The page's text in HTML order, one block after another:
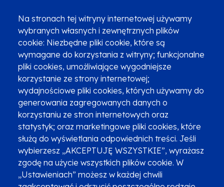
Na stronach tej witryny internetowej używamy
wybranych własnych i zewnętrznych plików
cookie: Niezbędne pliki cookie, które są
wymagane do korzystania z witryny; funkcjonalne
pliki cookies, umożliwiające wygodniejsze
korzystanie ze strony internetowej;
wydajnościowe pliki cookies, których używamy do
generowania zagregowanych danych o
korzystaniu ze stron internetowych oraz
statystyk; oraz marketingowe pliki cookies, które
służą do wyświetlania odpowiednich treści. Jeśli
wybierzesz „AKCEPTUJĘ WSZYSTKIE”, wyrażasz
zgodę na użycie wszystkich plików cookie. W
„Ustawieniach” możesz w każdej chwili
Zgłoszenia podejrzenia niezgodności z KPP i KPON
Newsletter
Fundusze SMS-em
Najczęściej zadawane pytania
Promocja projektu
Zobacz inne programy
Poznaj Fundusze 2014-2020
Deklaracja dostępności
Polityka prywatności